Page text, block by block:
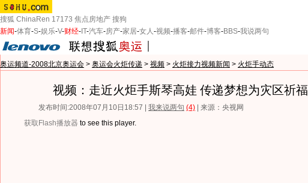
搜狐 ChinaRen 17173 焦点房地产 搜狗
新闻-体育-S-娱乐-V-财经- IT-汽车-房产-家居-女人-视频-播客-邮件-博客-BBS-我说两句
奥运频道-2008北京奥运会 > 奥运会火炬传递 > 视频 > 火炬接力视频新闻 > 火炬手动态
视频：走近火炬手斯琴高娃 传递梦想为灾区祈福
发布时间:2008年07月10日18:57 | 我来说两句 (4) | 来源：央视网
获取Flash播放器 to see this player.